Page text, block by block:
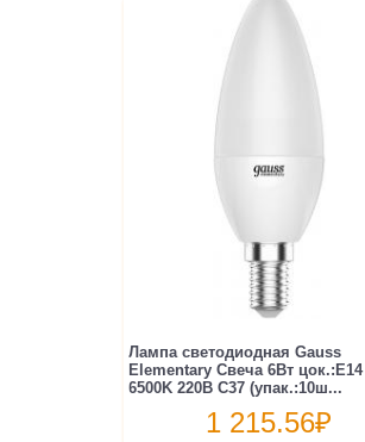
Лампа светодиодная Gauss
Elementary Свеча 6Вт цок.:E14
6500K 220B C37 (упак.:10ш...
1 215.56₽